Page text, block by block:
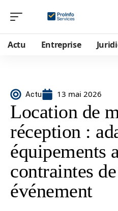
Actu Entreprise
Actu 13 mai 2026
Location de
réception :
équipements
contraintes
événement